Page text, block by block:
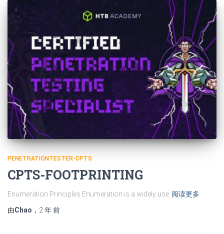
PENETRATIONTESTER-CPTS
CPTS-FOOTPRINTING
Enumeration Principles Enumeration is a widely use 阅读更多
由Chao ， 2 年前